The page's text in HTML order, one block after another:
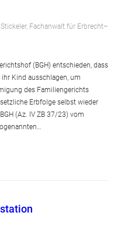
Fachanwalt für Erbrecht–
(BGH) entschieden, dass
Kind ausschlagen, um
des Familiengerichts
Erbfolge selbst wieder
(Az. IV ZB 37/23) vom